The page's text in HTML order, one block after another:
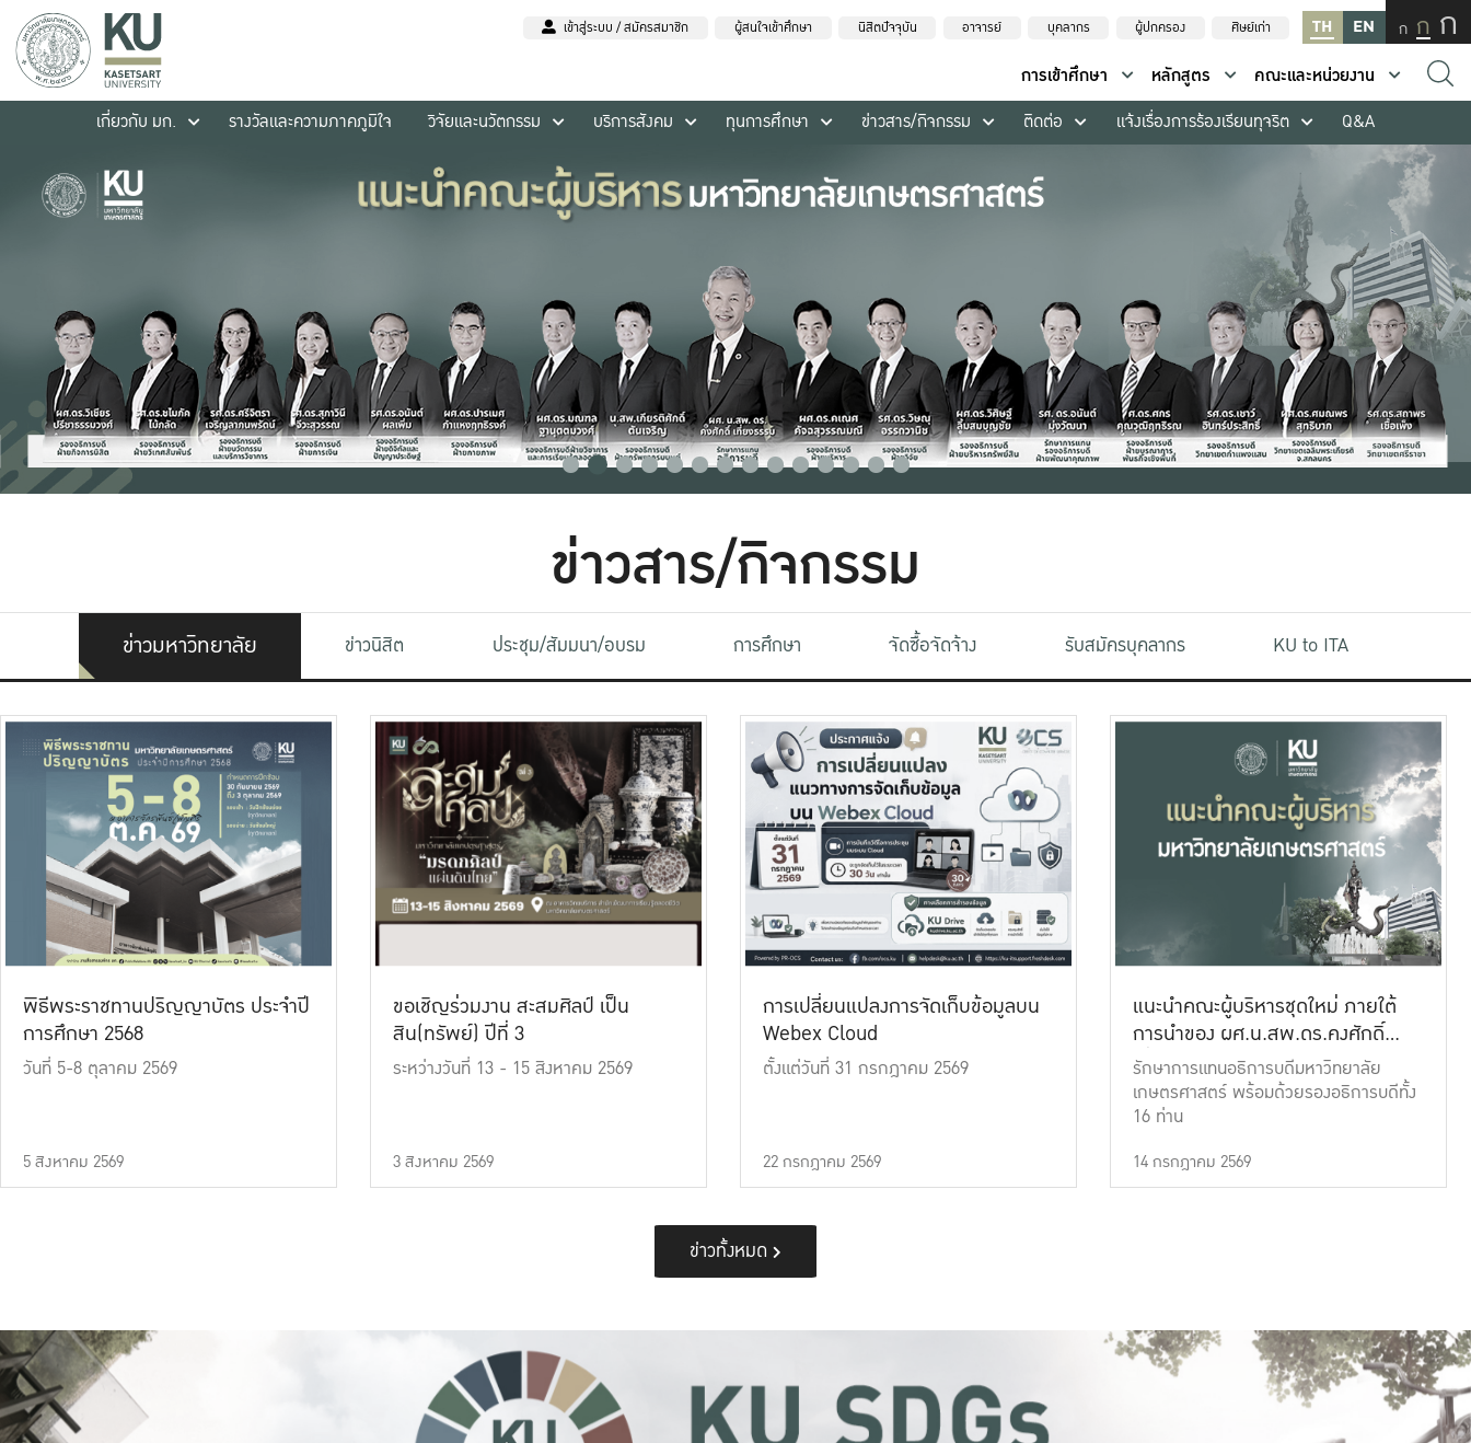
เข้าสู่ระบบ / สมัครสมาชิก ผู้สนใจเข้าศึกษา นิสิตปัจจุบัน อาจารย์ บุคลากร ผู้ปกครอง ศิษย์เก่า TH EN ก ก ก
การเข้าศึกษา หลักสูตร
คณะและหน่วยงาน
เกี่ยวกับ มก.
รางวัลและความภาคภูมิใจ วิจัยและนวัตกรรม บริการสังคม ทุนการศึกษา ข่าวสาร/กิจกรรม ติดต่อ แจ้งเรื่องการร้องเรียนทุจริต Q&A
ข่าวสาร/กิจกรรม
ข่าวมหาวิทยาลัย ข่าวนิสิต ประชุม/สัมมนา/อบรม การศึกษา จัดซื้อจัดจ้าง รับสมัครบุคลากร KU to ITA
พิธีพระราชทานปริญญาบัตร ประจำปี
การศึกษา 2568
วันที่ 5-8 ตุลาคม 2569
5 สิงหาคม 2569
ขอเชิญร่วมงาน สะสมศิลป์ เป็น
สิน(ทรัพย์) ปีที่ 3
ระหว่างวันที่ 13 - 15 สิงหาคม 2569
3 สิงหาคม 2569
การเปลี่ยนแปลงการจัดเก็บข้อมูลบน
Webex Cloud
ตั้งแต่วันที่ 31 กรกฎาคม 2569
22 กรกฎาคม 2569
แนะนำคณะผู้บริหารชุดใหม่ ภายใต้
การนำของ ผศ.น.สพ.ดร.คงศักดิ์
เที่ยงธรรม
รักษาการแทนอธิการบดีมหาวิทยาลัย
เกษตรศาสตร์ พร้อมด้วยรองอธิการบดีทั้ง
16 ท่าน
14 กรกฎาคม 2569
ข่าวทั้งหมด